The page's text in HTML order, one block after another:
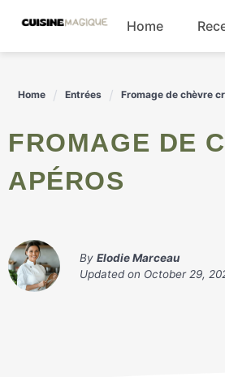
content
Home
Home Entrées Fromage de chèvre
FROMAGE DE CHÈVRE CRÉMEUX FOUETTÉ POUR VOS
APÉROS
By Elodie Marceau
Updated on October 29,